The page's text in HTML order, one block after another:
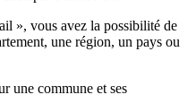
», vous avez la possibilité de
une région, un pays ou
une commune et ses